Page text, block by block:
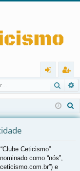
ra
r
eg
ist
ra
e
Ceticismo”
como “nós”,
e